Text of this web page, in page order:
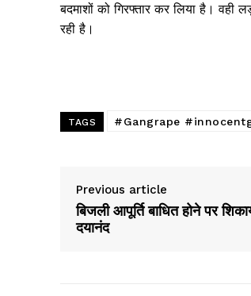
बदमाशों को गिरफ्तार कर लिया है।
रही है।
TAGS #Gangrape #innocentgirl
Previous article
बिजली आपूर्ति बाधित होने पर
दयानंद